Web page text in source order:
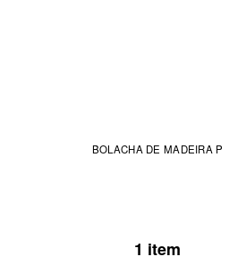
BOLACHA DE MADEIRA P
1 item